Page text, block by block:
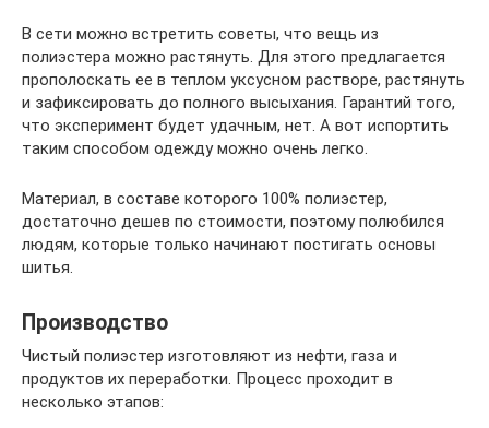
В сети можно встретить советы, что вещь из
полиэстера можно растянуть. Для этого предлагается
прополоскать ее в теплом уксусном растворе, растянуть
и зафиксировать до полного высыхания. Гарантий того,
что эксперимент будет удачным, нет. А вот испортить
таким способом одежду можно очень легко.
Материал, в составе которого 100% полиэстер,
достаточно дешев по стоимости, поэтому полюбился
людям, которые только начинают постигать основы
шитья.
Производство
Чистый полиэстер изготовляют из нефти, газа и
продуктов их переработки. Процесс проходит в
несколько этапов: